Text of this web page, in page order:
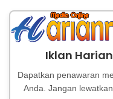
Iklan
Dapatkan penawaran
Anda. Jangan